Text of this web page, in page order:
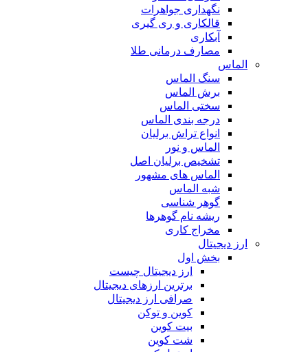
نگهداری جواهرات
قالکاری و ری گیری
آبکاری
مصارف درمانی طلا
الماس
سنگ الماس
برش الماس
سختی الماس
درجه بندی الماس
انواع تراش برلیان
الماس و نور
تشخیص برلیان اصل
الماس های مشهور
شبه الماس
گوهر شناسی
ریشه نام گوهرها
مخراج کاری
ارز دیجیتال
بخش اول
ارز دیجیتال چیست
برترین ارزهای دیجیتال
صرافی ارز دیجیتال
کوین و توکن
بیت کوین
شت کوین